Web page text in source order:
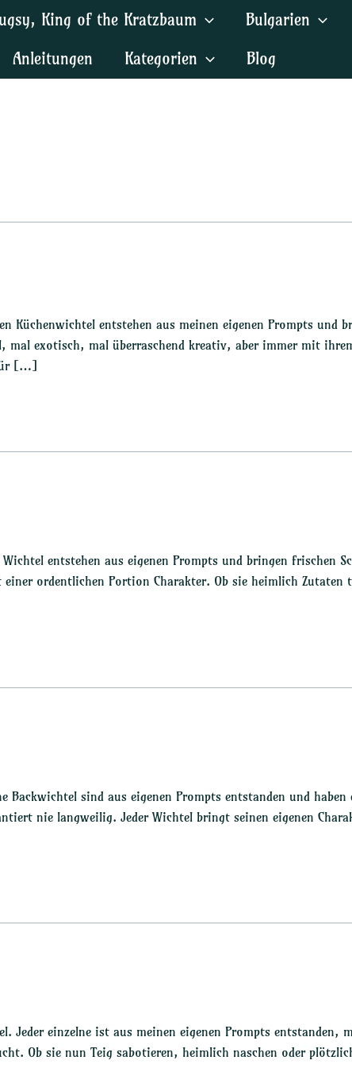
King of the Kratzbaum Bulgarien
Anleitungen Kategorien Blog
Küchenwichtel entstehen aus meinen eigenen Prompts und
mal exotisch, mal überraschend kreativ, aber immer mit
für […]
entstehen aus eigenen Prompts und bringen frischen
ordentlichen Portion Charakter. Ob sie heimlich
sind aus eigenen Prompts entstanden und
nie langweilig. Jeder Wichtel bringt seinen eigenen
einzelne ist aus meinen eigenen Prompts entstanden,
Ob sie nun Teig sabotieren, heimlich naschen oder